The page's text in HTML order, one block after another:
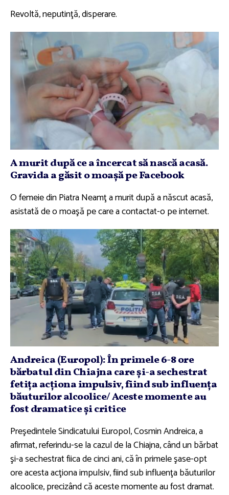
Revoltă, neputinţă, disperare.
A murit după ce a încercat să nască acasă.
Gravida a găsit o moaşă pe Facebook
O femeie din Piatra Neamţ a murit după a născut acasă,
asistată de o moaşă pe care a contactat-o pe internet.
Andreica (Europol): În primele 6-8 ore
bărbatul din Chiajna care şi-a sechestrat
fetiţa acţiona impulsiv, fiind sub influenţa
băuturilor alcoolice/ Aceste momente au
fost dramatice şi critice
Preşedintele Sindicatului Europol, Cosmin Andreica, a
afirmat, referindu-se la cazul de la Chiajna, când un bărbat
şi-a sechestrat fiica de cinci ani, că în primele şase-opt
ore acesta acţiona impulsiv, fiind sub influenţa băuturilor
alcoolice, precizând că aceste momente au fost dramat.